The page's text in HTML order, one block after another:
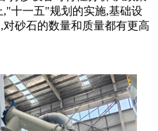
,"十一五"规划的实施,基础设
砂石的数量和质量都有更高